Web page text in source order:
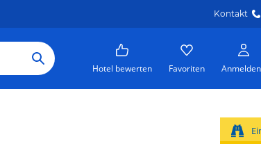
Kontakt
Hotel bewerten Favoriten Anmelden